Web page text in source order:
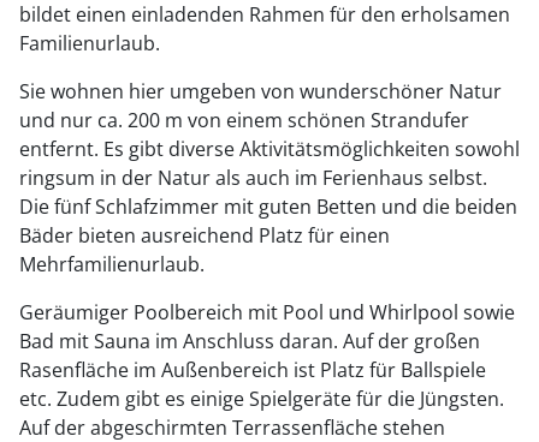
bildet einen einladenden Rahmen für den erholsamen
Familienurlaub.
Sie wohnen hier umgeben von wunderschöner Natur
und nur ca. 200 m von einem schönen Strandufer
entfernt. Es gibt diverse Aktivitätsmöglichkeiten sowohl
ringsum in der Natur als auch im Ferienhaus selbst.
Die fünf Schlafzimmer mit guten Betten und die beiden
Bäder bieten ausreichend Platz für einen
Mehrfamilienurlaub.
Geräumiger Poolbereich mit Pool und Whirlpool sowie
Bad mit Sauna im Anschluss daran. Auf der großen
Rasenfläche im Außenbereich ist Platz für Ballspiele
etc. Zudem gibt es einige Spielgeräte für die Jüngsten.
Auf der abgeschirmten Terrassenfläche stehen